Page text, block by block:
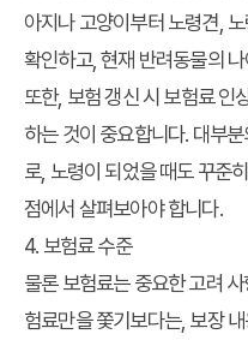
아지나 고양이부터 노령견,
확인하고, 현재 반려동물의
또한, 보험 갱신 시 보험료 인
하는 것이 중요합니다. 대부
로, 노령이 되었을 때도 꾸준
점에서 살펴보아야 합니다.
4. 보험료 수준
물론 보험료는 중요한 고려
험료만을 쫓기보다는, 보장